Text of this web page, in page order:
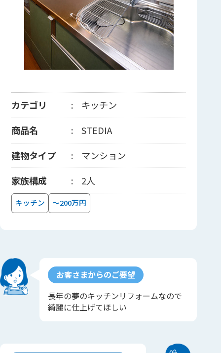
カテゴリ
キッチン
商品名
STEDIA
建物タイプ
マンション
家族構成
2人
キッチン ～200万円
お客さまからのご要望
長年の夢のキッチンリフォームなので
綺麗に仕上げてほしい